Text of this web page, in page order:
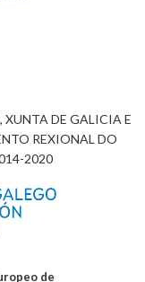
DE GALICIA E
REXIONAL DO
2020
de